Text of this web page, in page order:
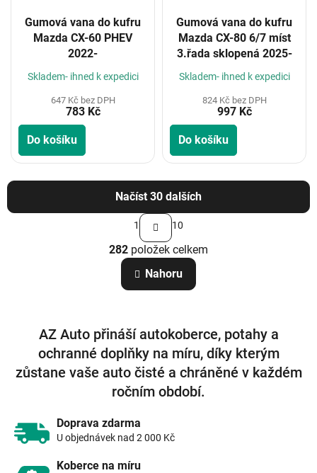
Gumová vana do kufru
Mazda CX-60 PHEV
2022-
Skladem- ihned k expedici
647 Kč bez DPH
783 Kč
Do košíku
Gumová vana do kufru
Mazda CX-80 6/7 míst
3.řada sklopená 2025-
Skladem- ihned k expedici
824 Kč bez DPH
997 Kč
Do košíku
O
v
l
á
d
í
p
r
v
k
p
Načíst 30 dalších
S
t
r
á
n
k
o
n
í
1 10
282 položek celkem
Nahoru
AZ Auto přináší autokoberce, potahy a
ochranné doplňky na míru, díky kterým
zůstane vaše auto čisté a chráněné v každém
ročním období.
Doprava zdarma
U objednávek nad 2 000 Kč
Koberce na míru